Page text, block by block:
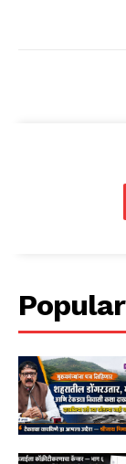
Popular